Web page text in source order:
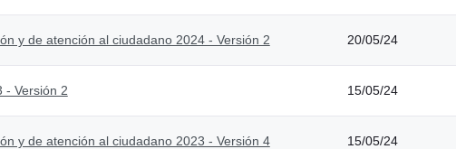
y de atención al ciudadano 2024 - Versión 2 20/05/24
- Versión 2 15/05/24
y de atención al ciudadano 2023 - Versión 4 15/05/24